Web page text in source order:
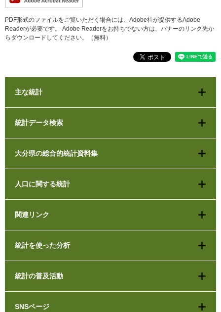
PDF形式のファイルをご覧いただく場合には、Adobe社が提供するAdobe
Readerが必要です。
Adobe Readerをお持ちでない方は、バナーのリンク先か
らダウンロードしてください。（無料）
主な統計
統計データ検索
大分県の総合的統計資料集
人口に関する統計
関連リンク
統計を使った分析
統計の普及活動
SNSページ